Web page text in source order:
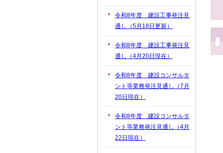
令和8年度 建設工事発注見
通し（5月18日更新）
令和8年度 建設工事発注見
通し（4月20日現在）
令和8年度 建設コンサルタ
ント等業務発注見通し（7月
20日現在）
令和8年度 建設コンサルタ
ント等業務発注見通し（4月
22日現在）